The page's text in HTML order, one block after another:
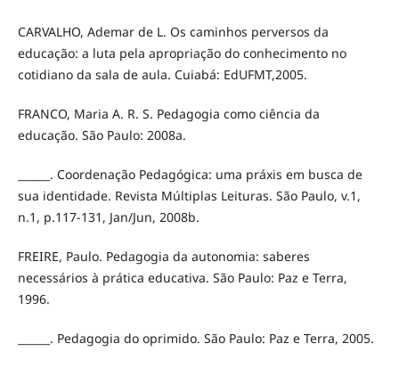
CARVALHO, Ademar de L. Os caminhos perversos da
educação: a luta pela apropriação do conhecimento no
cotidiano da sala de aula. Cuiabá: EdUFMT,2005.
FRANCO, Maria A. R. S. Pedagogia como ciência da
educação. São Paulo: 2008a.
______. Coordenação Pedagógica: uma práxis em busca de
sua identidade. Revista Múltiplas Leituras. São Paulo, v.1,
n.1, p.117-131, Jan/Jun, 2008b.
FREIRE, Paulo. Pedagogia da autonomia: saberes
necessários à prática educativa. São Paulo: Paz e Terra,
1996.
______. Pedagogia do oprimido. São Paulo: Paz e Terra, 2005.